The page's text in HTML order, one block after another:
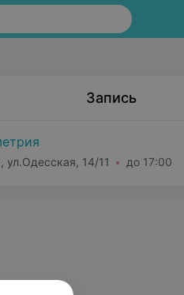
Запись
ул.Одесская, 14/11 до 17:00